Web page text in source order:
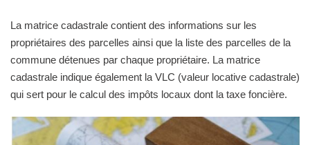
La matrice cadastrale contient des informations sur les
propriétaires des parcelles ainsi que la liste des parcelles de la
commune détenues par chaque propriétaire. La matrice
cadastrale indique également la VLC (valeur locative cadastrale)
qui sert pour le calcul des impôts locaux dont la taxe foncière.